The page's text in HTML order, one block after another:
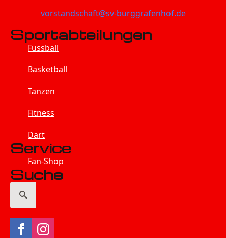
vorstandschaft@sv-burggrafenhof.de
Sportabteilungen
Fussball
Basketball
Tanzen
Fitness
Dart
Service
Fan-Shop
Suche
for: